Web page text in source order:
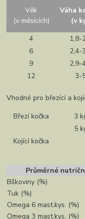
Věk
(v měsících)
Váha
(v
4
1,8-
6
2,4-
9
2,9-
12
3-
Vhodné pro březící a
Březí kočka
3
5
Kojící kočka
Průměrné
Bílkoviny (%)
Tuk (%)
Omega 6 mast.kys. (%)
Omega 3 mast.kys. (%)